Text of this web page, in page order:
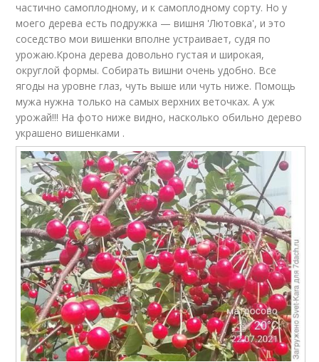
частично самоплодному, и к самоплодному сорту. Но у
моего дерева есть подружка — вишня 'Лютовка', и это
соседство мои вишенки вполне устраивает, судя по
урожаю.Крона дерева довольно густая и широкая,
округлой формы. Собирать вишни очень удобно. Все
ягоды на уровне глаз, чуть выше или чуть ниже. Помощь
мужа нужна только на самых верхних веточках. А уж
урожай!!! На фото ниже видно, насколько обильно дерево
украшено вишенками .